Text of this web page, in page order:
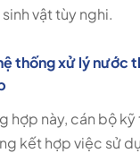
vật tùy nghi.
thống xử lý nước
hợp này, cán bộ kỹ
kết hợp việc sử